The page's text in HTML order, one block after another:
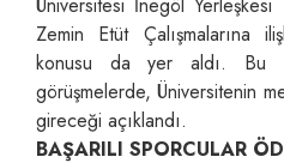
Zemin Etüt Çalışmalarına
konusu da yer aldı. Bu
görüşmelerde, Üniversitenin
gireceği açıklandı.
BAŞARILI SPORCULAR